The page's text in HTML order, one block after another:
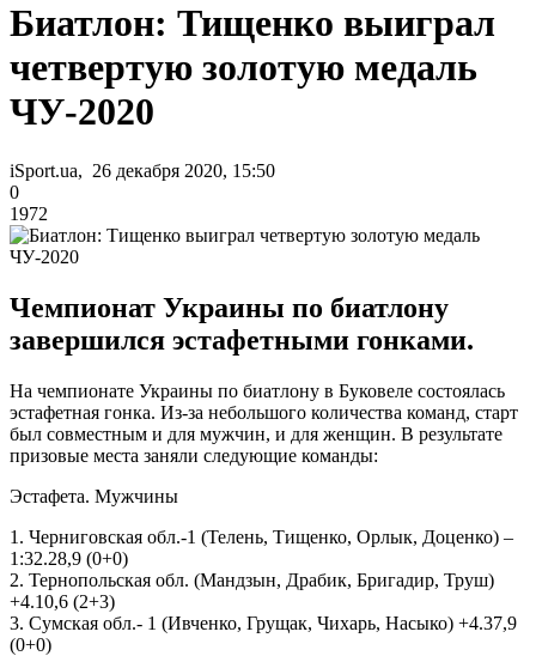
Биатлон: Тищенко выиграл
четвертую золотую медаль
ЧУ-2020
iSport.ua, 26 декабря 2020, 15:50
0
1972
Чемпионат Украины по биатлону
завершился эстафетными гонками.
На чемпионате Украины по биатлону в Буковеле состоялась
эстафетная гонка. Из-за небольшого количества команд, старт
был совместным и для мужчин, и для женщин. В результате
призовые места заняли следующие команды:
Эстафета. Мужчины
1. Черниговская обл.-1 (Телень, Тищенко, Орлык, Доценко) –
1:32.28,9 (0+0)
2. Тернопольская обл. (Мандзын, Драбик, Бригадир, Труш)
+4.10,6 (2+3)
3. Сумская обл.- 1 (Ивченко, Грущак, Чихарь, Насыко) +4.37,9
(0+0)